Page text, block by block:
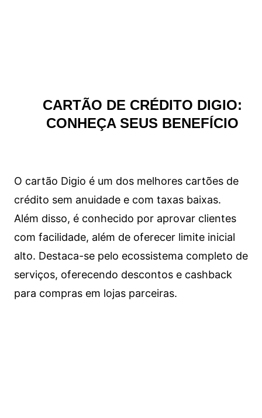
CARTÃO DE CRÉDITO DIGIO:
CONHEÇA SEUS BENEFÍCIO
O cartão Digio é um dos melhores cartões de
crédito sem anuidade e com taxas baixas.
Além disso, é conhecido por aprovar clientes
com facilidade, além de oferecer limite inicial
alto. Destaca-se pelo ecossistema completo de
serviços, oferecendo descontos e cashback
para compras em lojas parceiras.